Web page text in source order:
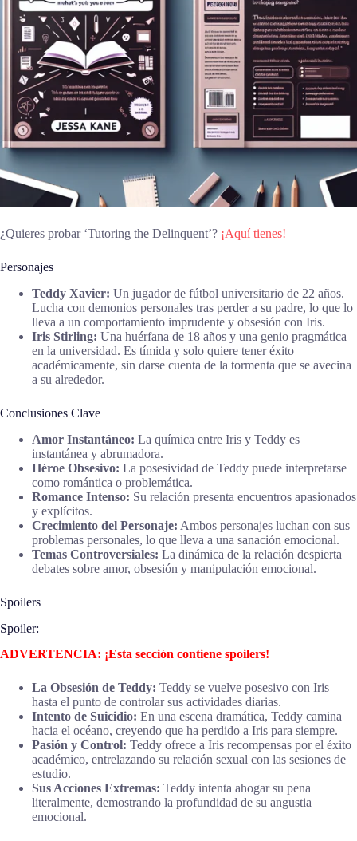
¿Quieres probar ‘Tutoring the Delinquent’? ¡Aquí tienes!
Personajes
Teddy Xavier: Un jugador de fútbol universitario de 22 años.
Lucha con demonios personales tras perder a su padre, lo que lo
lleva a un comportamiento imprudente y obsesión con Iris.
Iris Stirling: Una huérfana de 18 años y una genio pragmática
en la universidad. Es tímida y solo quiere tener éxito
académicamente, sin darse cuenta de la tormenta que se avecina
a su alrededor.
Conclusiones Clave
Amor Instantáneo: La química entre Iris y Teddy es
instantánea y abrumadora.
Héroe Obsesivo: La posesividad de Teddy puede interpretarse
como romántica o problemática.
Romance Intenso: Su relación presenta encuentros apasionados
y explícitos.
Crecimiento del Personaje: Ambos personajes luchan con sus
problemas personales, lo que lleva a una sanación emocional.
Temas Controversiales: La dinámica de la relación despierta
debates sobre amor, obsesión y manipulación emocional.
Spoilers
Spoiler:
ADVERTENCIA: ¡Esta sección contiene spoilers!
La Obsesión de Teddy: Teddy se vuelve posesivo con Iris
hasta el punto de controlar sus actividades diarias.
Intento de Suicidio: En una escena dramática, Teddy camina
hacia el océano, creyendo que ha perdido a Iris para siempre.
Pasión y Control: Teddy ofrece a Iris recompensas por el éxito
académico, entrelazando su relación sexual con las sesiones de
estudio.
Sus Acciones Extremas: Teddy intenta ahogar su pena
literalmente, demostrando la profundidad de su angustia
emocional.